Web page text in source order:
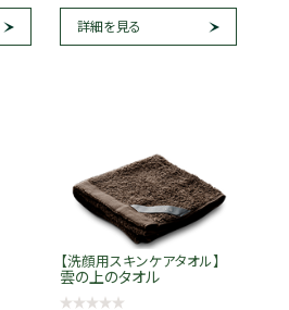
詳細を見る
【洗顔用スキンケアタオル】
雲の上のタオル